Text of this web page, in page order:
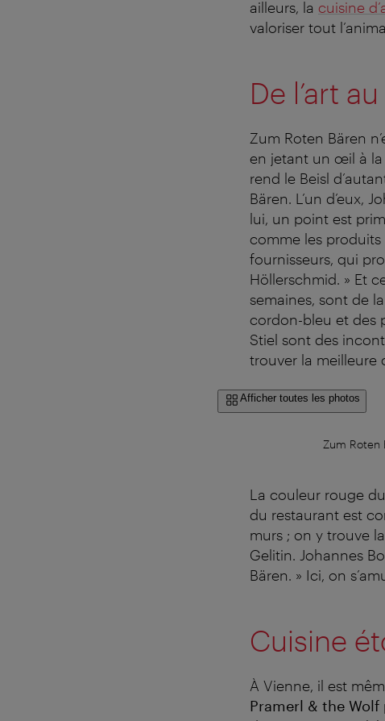
ailleurs, la cuisine
valoriser tout
De l’art
Zum Roten Bären
en jetant un œil à la
rend le Beisl
Bären. L’un d’eux,
lui, un point est
comme les
fournisseurs, qui
Höllerschmid. » Et
semaines, sont de
cordon-bleu et des
Stiel sont des
trouver la meilleure
Afficher toutes les photos
Zum Roten
La couleur rouge
du restaurant est
murs ; on y trouve
Gelitin. Johannes
Bären. » Ici, on
Cuisine
À Vienne, il est
Pramerl & the Wolf